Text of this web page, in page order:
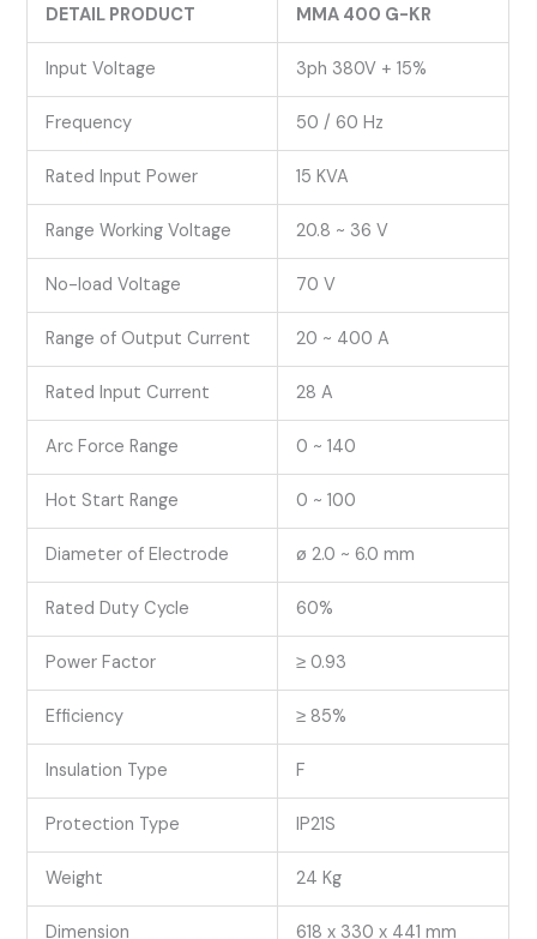
DETAIL PRODUCT MMA 400 G-KR
Input Voltage 3ph 380V + 15%
Frequency 50 / 60 Hz
Rated Input Power 15 KVA
Range Working Voltage 20.8 ~ 36 V
No-load Voltage 70 V
Range of Output Current 20 ~ 400 A
Rated Input Current 28 A
Arc Force Range 0 ~ 140
Hot Start Range 0 ~ 100
Diameter of Electrode ø 2.0 ~ 6.0 mm
Rated Duty Cycle 60%
Power Factor ≥ 0.93
Efficiency ≥ 85%
Insulation Type F
Protection Type IP21S
Weight 24 Kg
Dimension 618 x 330 x 441 mm